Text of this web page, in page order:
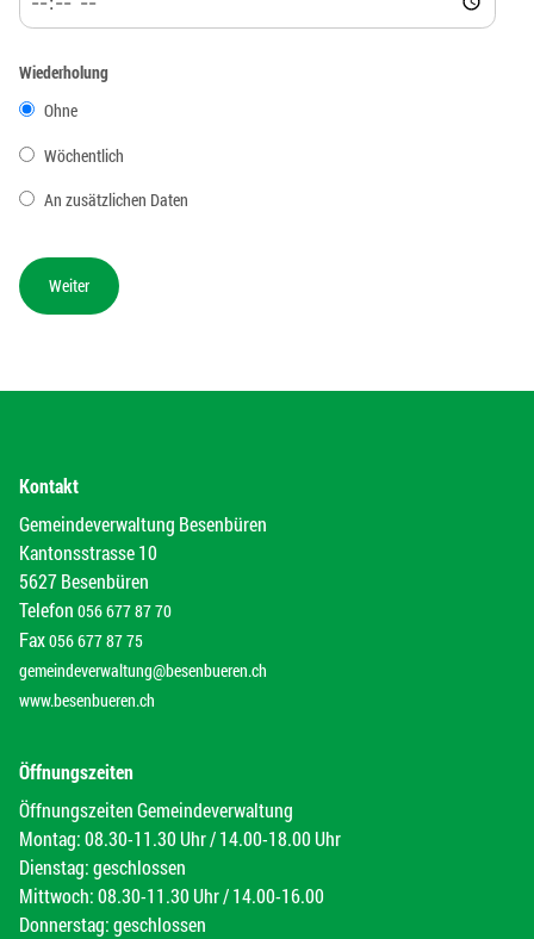
Wiederholung
Ohne
Wöchentlich
An zusätzlichen Daten
Kontakt
Gemeindeverwaltung Besenbüren
Kantonsstrasse 10
5627 Besenbüren
Telefon 056 677 87 70
Fax056 677 87 75
gemeindeverwaltung@besenbueren.ch
www.besenbueren.ch
Öffnungszeiten
Öffnungszeiten Gemeindeverwaltung
Montag: 08.30-11.30 Uhr / 14.00-18.00 Uhr
Dienstag: geschlossen
Mittwoch: 08.30-11.30 Uhr / 14.00-16.00
Donnerstag: geschlossen